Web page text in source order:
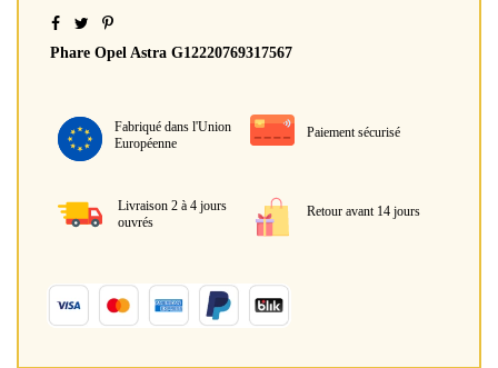
Phare Opel Astra G12220769317567
Fabriqué dans l'Union
Européenne
Paiement sécurisé
Livraison 2 à 4 jours
ouvrés
Retour avant 14 jours